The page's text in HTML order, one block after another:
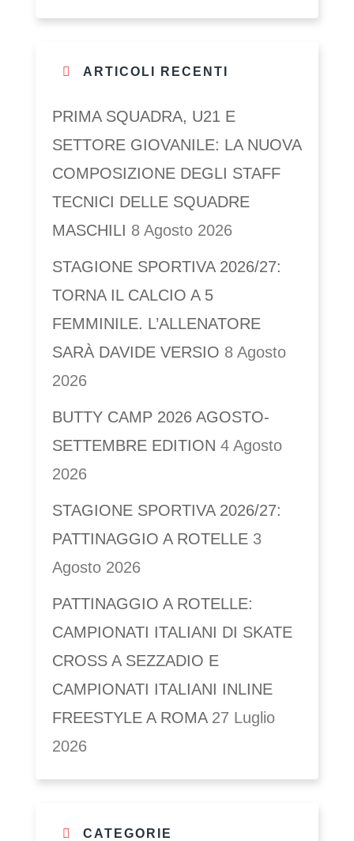
ARTICOLI RECENTI
PRIMA SQUADRA, U21 E
SETTORE GIOVANILE: LA NUOVA
COMPOSIZIONE DEGLI STAFF
TECNICI DELLE SQUADRE
MASCHILI 8 Agosto 2026
STAGIONE SPORTIVA 2026/27:
TORNA IL CALCIO A 5
FEMMINILE. L’ALLENATORE
SARÀ DAVIDE VERSIO 8 Agosto
2026
BUTTY CAMP 2026 AGOSTO-
SETTEMBRE EDITION 4 Agosto
2026
STAGIONE SPORTIVA 2026/27:
PATTINAGGIO A ROTELLE 3
Agosto 2026
PATTINAGGIO A ROTELLE:
CAMPIONATI ITALIANI DI SKATE
CROSS A SEZZADIO E
CAMPIONATI ITALIANI INLINE
FREESTYLE A ROMA 27 Luglio
2026
CATEGORIE